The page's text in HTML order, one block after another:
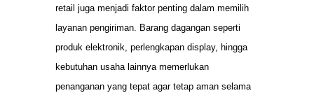
retail juga menjadi faktor penting dalam memilih
layanan pengiriman. Barang dagangan seperti
produk elektronik, perlengkapan display, hingga
kebutuhan usaha lainnya memerlukan
penanganan yang tepat agar tetap aman selama